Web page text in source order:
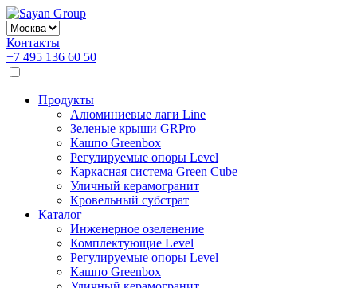
Контакты
+7 495 136 60 50
Продукты
Алюминиевые лаги Line
Зеленые крыши GRPro
Кашпо Greenbox
Регулируемые опоры Level
Каркасная система Green Cube
Уличный керамогранит
Кровельный субстрат
Каталог
Инженерное озеленение
Комплектующие Level
Регулируемые опоры Level
Кашпо Greenbox